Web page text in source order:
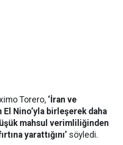
Torero, ‘İran ve
El Nino’yla birleşerek daha
mahsul verimliliğinden
yarattığını’ söyledi.